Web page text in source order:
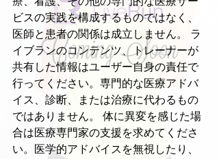
ビスの実践を構成するものではなく、
医師と患者の関係は成立しません。 ラ
イブランのコンテンツ、トレーナーが
共有した情報はユーザー自身の責任で
行ってください。専門的な医療アドバ
イス、診断、または治療に代わるもの
ではありません。 体に異変を感じた場
合は医療専門家の支援を求めてくださ
い。医学的アドバイスを無視したり、